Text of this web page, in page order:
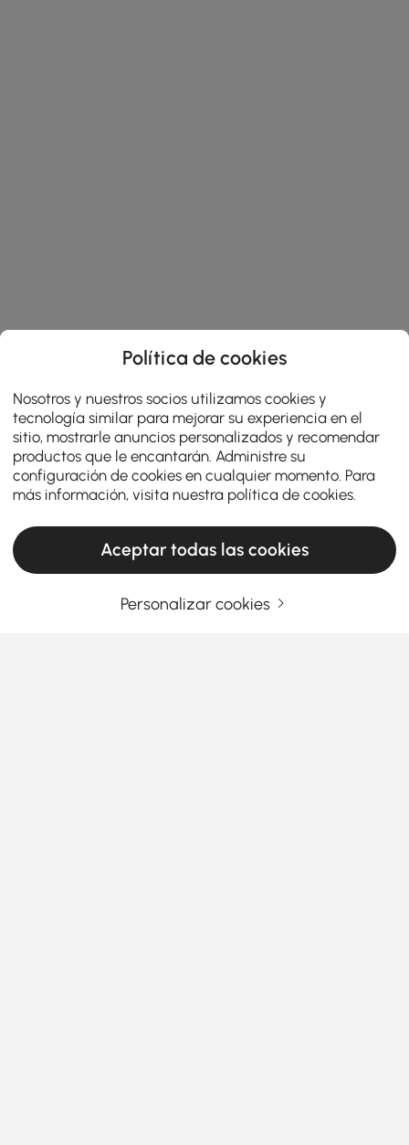
Products in the current category have been updated to show the latest 23 items
Política de cookies
Nosotros y nuestros socios utilizamos cookies y
tecnología similar para mejorar su experiencia en el
sitio, mostrarle anuncios personalizados y recomendar
productos que le encantarán. Administre su
configuración de cookies en cualquier momento. Para
más información, visita nuestra política de cookies
Aceptar todas las cookies
Personalizar cookies